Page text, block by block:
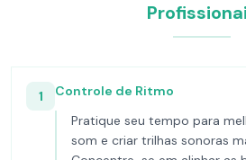
1
Controle de Ritmo
Pratique seu tempo para
som e criar trilhas sonoras